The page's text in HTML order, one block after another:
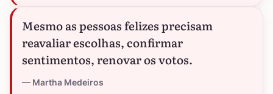
Mesmo as pessoas felizes precisam
reavaliar escolhas, confirmar
sentimentos, renovar os votos.
Martha Medeiros